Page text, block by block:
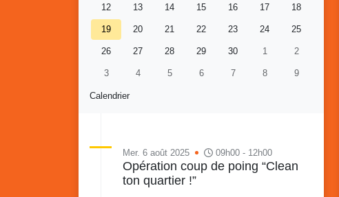
Calendrier
12 13 14 15 16 17 18
19 20 21 22 23 24 25
26 27 28 29 30 1 2
3 4 5 6 7 8 9
Mer. 6 août 2025 09h00 - 12h00
Opération coup de poing “Clean
ton quartier !”